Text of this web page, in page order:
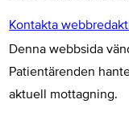
Kontakta
Denna webbsida
Patientärenden
aktuell mottagning.